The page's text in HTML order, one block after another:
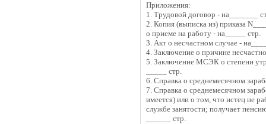
Приложения:
1. Трудовой договор - на_______
2. Копия (выписка из) приказа
о приеме на работу - на_____ стр.
3. Акт о несчастном случае -
4. Заключение о причине
5. Заключение МСЭК о степени
_____ стр.
6. Справка о среднемесячном
7. Справка о среднемесячном
имеется) или о том, что истец не
службе занятости; получает
______ стр.